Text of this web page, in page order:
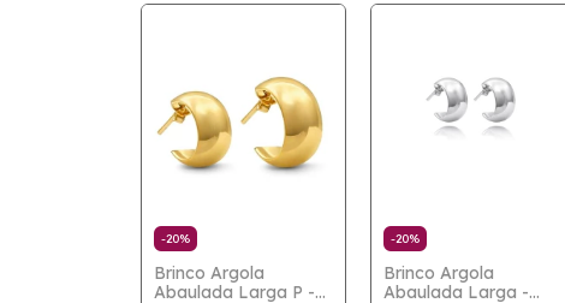
-20%
Brinco Argola
Abaulada Larga P -
-20%
Brinco Argola
Abaulada Larga -